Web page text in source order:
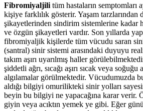
Fibromiyaljili tüm hastaların semptomları
kişiye farklılık gösterir. Yaşam tarzlarından
şikayetlerinden sindirim sistemlerine kadar
ve özgün şikayetleri vardır. Son yıllarda
fibromiyaljik kişilerde tüm vücudu saran
(santral) sinir sistemi arasındaki duyuyu
takım aşırı uyarılmış haller
şiddetli ağrı, sıcağı aşırı sıcak veya soğuğu
algılamalar görülmektedir. Vücudumuzda
aldığı bilgiyi omurilikteki sinir yolları
beyin bu bilgiyi ne yapacağına karar verir.
giyin veya acıktın yemek ye gibi. Eğer